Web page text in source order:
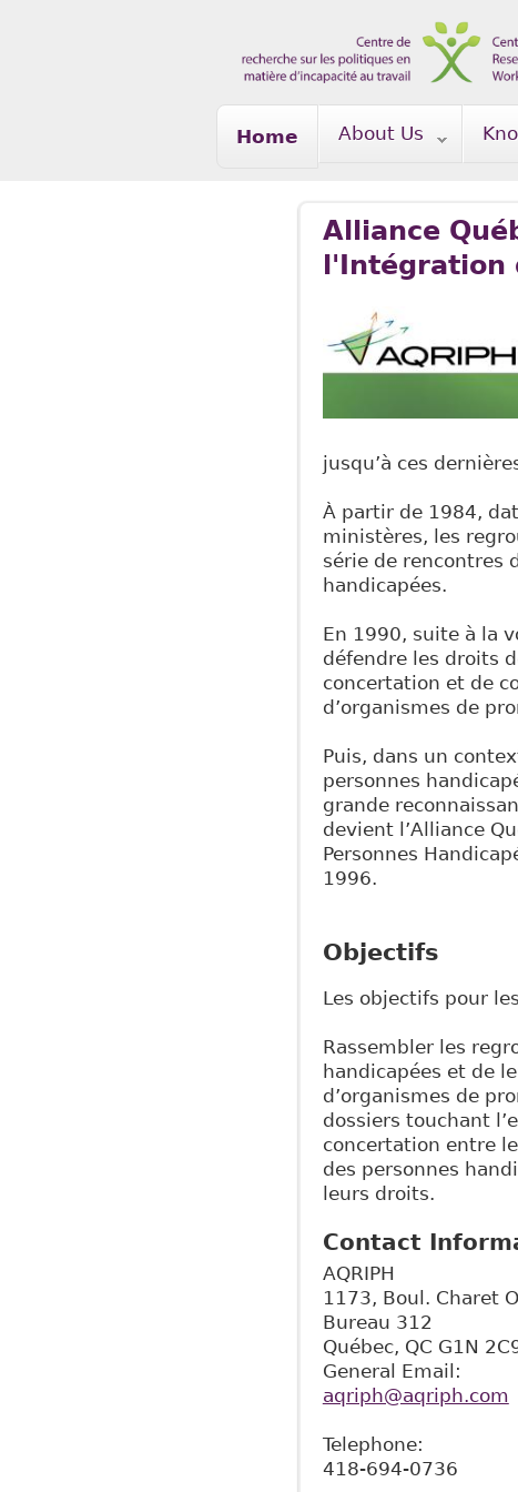
Home About Us
Alliance
l'Intégration
jusqu’à ces
À partir de 1984,
ministères, les
série de rencontres
handicapées.
En 1990, suite à la
défendre les droits
concertation et de
d’organismes de
Puis, dans un
personnes
grande
devient l’Alliance
Personnes
1996.
Objectifs
Les objectifs pour
Rassembler les
handicapées et de
d’organismes de
dossiers touchant
concertation entre
des personnes
leurs droits.
Contact
AQRIPH
1173, Boul. Charet
Bureau 312
Québec, QC G1N
General Email:
aqriph@aqriph.com
Telephone:
418-694-0736